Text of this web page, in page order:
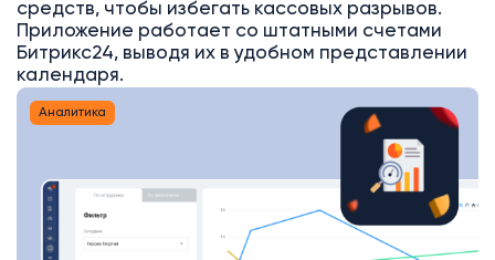
средств, чтобы избегать кассовых разрывов.
Приложение работает со штатными счетами
Битрикс24, выводя их в удобном представлении
календаря.
Аналитика